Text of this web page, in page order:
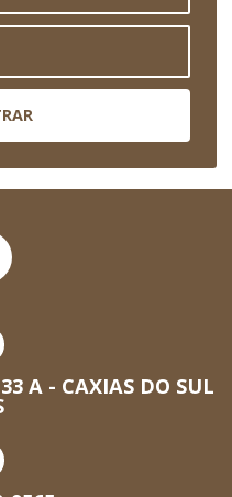
A - CAXIAS DO SUL